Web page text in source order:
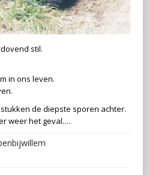
stil.
in ons leven.
de diepste sporen achter.
weer het geval.…